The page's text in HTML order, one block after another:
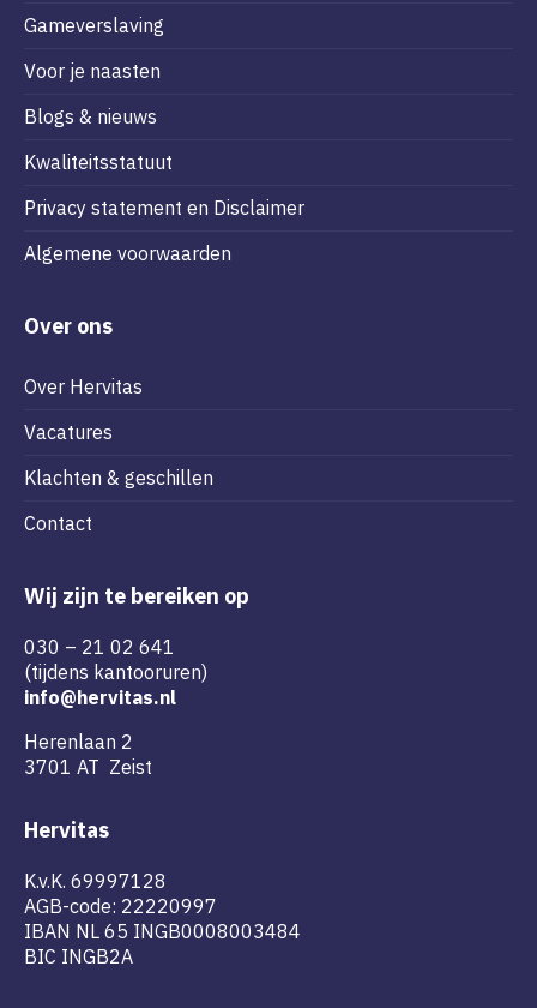
Gameverslaving
Voor je naasten
Blogs & nieuws
Kwaliteitsstatuut
Privacy statement en Disclaimer
Algemene voorwaarden
Over ons
Over Hervitas
Vacatures
Klachten & geschillen
Contact
Wij zijn te bereiken op
030 – 21 02 641
(tijdens kantooruren)
info@hervitas.nl
Herenlaan 2
3701 AT Zeist
Hervitas
K.v.K. 69997128
AGB-code: 22220997
IBAN NL 65 INGB0008003484
BIC INGB2A